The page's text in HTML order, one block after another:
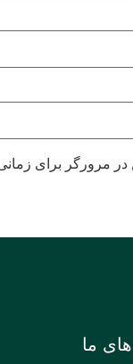
در مرورگر برای
ما